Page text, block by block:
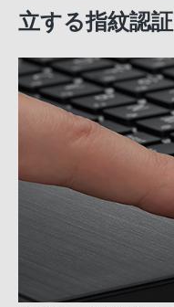
立する指紋認証